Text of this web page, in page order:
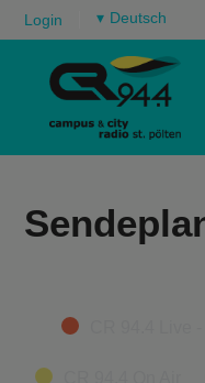
Login ▾
Categories